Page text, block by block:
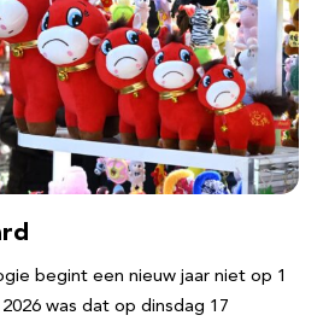
begint een nieuw jaar niet op 1
was dat op dinsdag 17